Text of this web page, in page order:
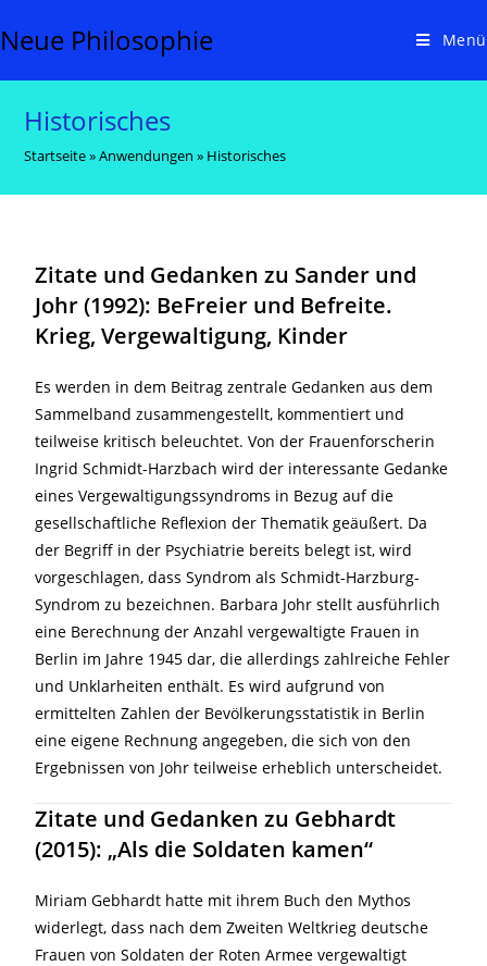
Neue Philosophie Menü
Historisches
Startseite»Anwendungen » Historisches
Zitate und Gedanken zu Sander und
Johr (1992): BeFreier und Befreite.
Krieg, Vergewaltigung, Kinder
Es werden in dem Beitrag zentrale Gedanken aus dem
Sammelband zusammengestellt, kommentiert und
teilweise kritisch beleuchtet. Von der Frauenforscherin
Ingrid Schmidt-Harzbach wird der interessante Gedanke
eines Vergewaltigungssyndroms in Bezug auf die
gesellschaftliche Reflexion der Thematik geäußert. Da
der Begriff in der Psychiatrie bereits belegt ist, wird
vorgeschlagen, dass Syndrom als Schmidt-Harzburg-
Syndrom zu bezeichnen. Barbara Johr stellt ausführlich
eine Berechnung der Anzahl vergewaltigte Frauen in
Berlin im Jahre 1945 dar, die allerdings zahlreiche Fehler
und Unklarheiten enthält. Es wird aufgrund von
ermittelten Zahlen der Bevölkerungsstatistik in Berlin
eine eigene Rechnung angegeben, die sich von den
Ergebnissen von Johr teilweise erheblich unterscheidet.
Zitate und Gedanken zu Gebhardt
(2015): „Als die Soldaten kamen“
Miriam Gebhardt hatte mit ihrem Buch den Mythos
widerlegt, dass nach dem Zweiten Weltkrieg deutsche
Frauen von Soldaten der Roten Armee vergewaltigt